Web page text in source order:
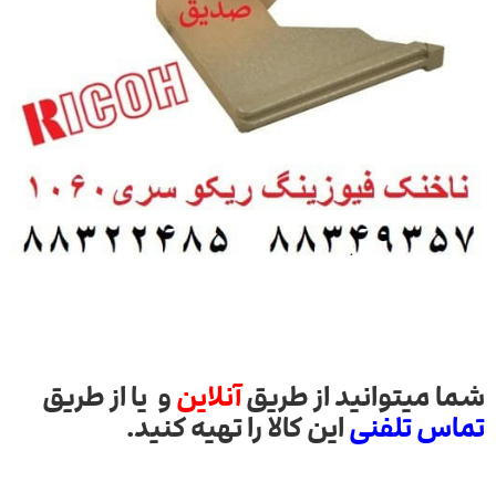
شما میتوانید از طریقآنلاینو یا از طریق
تماس تلفنیاین کالا را تهیه کنید.